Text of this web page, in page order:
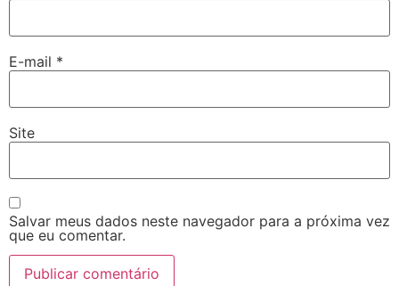
E-mail *
Site
Salvar meus dados neste navegador para a próxima vez
que eu comentar.